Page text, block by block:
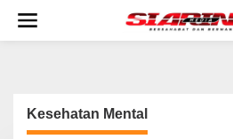
i
Kesehatan Mental